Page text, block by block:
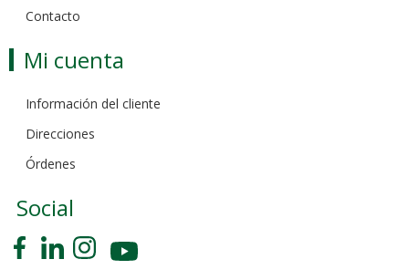
Contacto
Mi cuenta
Información del cliente
Direcciones
Órdenes
Social